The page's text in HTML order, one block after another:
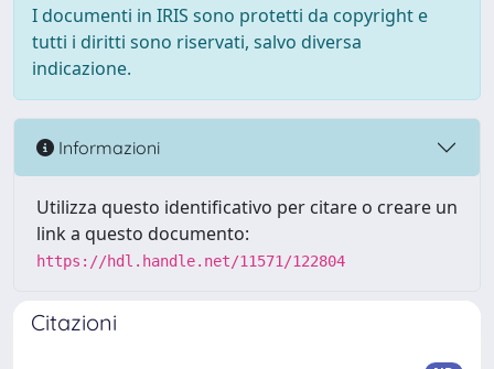
I documenti in IRIS sono protetti da copyright e
tutti i diritti sono riservati, salvo diversa
indicazione.
Informazioni
Utilizza questo identificativo per citare o creare un
link a questo documento:
https://hdl.handle.net/11571/122804
Citazioni